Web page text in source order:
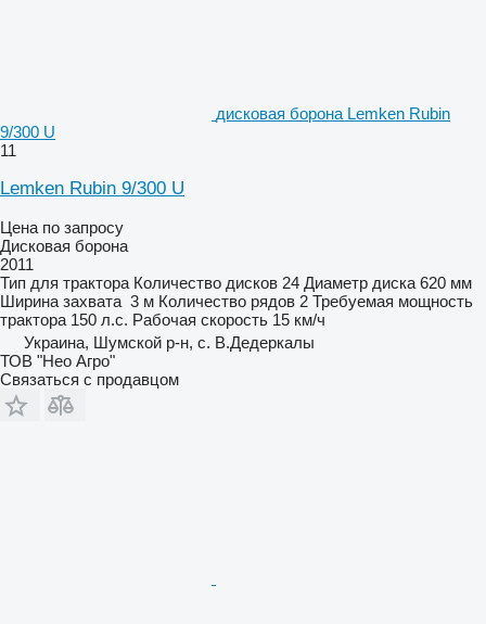
дисковая борона Lemken Rubin
9/300 U
11
Lemken Rubin 9/300 U
Цена по запросу
Дисковая борона
2011
Тип для трактора Количество дисков 24 Диаметр диска 620 мм
Ширина захвата 3 м Количество рядов 2 Требуемая мощность
трактора 150 л.с. Рабочая скорость 15 км/ч
Украина, Шумской р-н, с. В.Дедеркалы
ТОВ "Нео Агро"
Связаться с продавцом